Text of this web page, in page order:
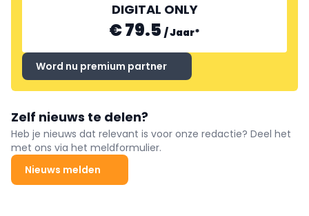
DIGITAL ONLY
€ 79.5 /Jaar*
Word nu premium partner
Zelf nieuws te delen?
Heb je nieuws dat relevant is voor onze redactie? Deel het
met ons via het meldformulier.
Nieuws melden